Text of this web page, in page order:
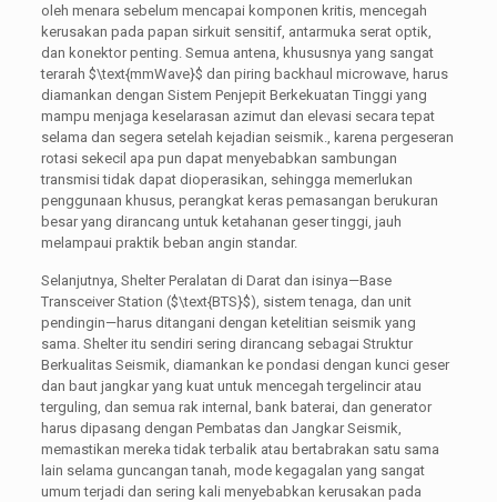
oleh menara sebelum mencapai komponen kritis, mencegah
kerusakan pada papan sirkuit sensitif, antarmuka serat optik,
dan konektor penting. Semua antena, khususnya yang sangat
terarah $\text{mmWave}$ dan piring backhaul microwave, harus
diamankan dengan Sistem Penjepit Berkekuatan Tinggi yang
mampu menjaga keselarasan azimut dan elevasi secara tepat
selama dan segera setelah kejadian seismik., karena pergeseran
rotasi sekecil apa pun dapat menyebabkan sambungan
transmisi tidak dapat dioperasikan, sehingga memerlukan
penggunaan khusus, perangkat keras pemasangan berukuran
besar yang dirancang untuk ketahanan geser tinggi, jauh
melampaui praktik beban angin standar.
Selanjutnya, Shelter Peralatan di Darat dan isinya—Base
Transceiver Station ($\text{BTS}$), sistem tenaga, dan unit
pendingin—harus ditangani dengan ketelitian seismik yang
sama. Shelter itu sendiri sering dirancang sebagai Struktur
Berkualitas Seismik, diamankan ke pondasi dengan kunci geser
dan baut jangkar yang kuat untuk mencegah tergelincir atau
terguling, dan semua rak internal, bank baterai, dan generator
harus dipasang dengan Pembatas dan Jangkar Seismik,
memastikan mereka tidak terbalik atau bertabrakan satu sama
lain selama guncangan tanah, mode kegagalan yang sangat
umum terjadi dan sering kali menyebabkan kerusakan pada